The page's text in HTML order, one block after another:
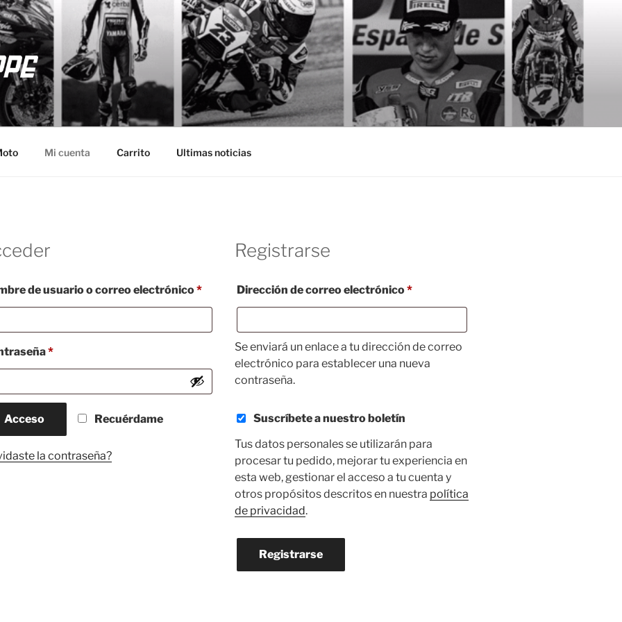
Mi cuenta Carrito Ultimas noticias
de usuario o correo electrónico*Obligatorio
*Obligatorio
Recuérdame
Acceso
la contraseña?
Registrarse
Dirección de correo electrónico*Obligatorio
Se enviará un enlace a tu dirección de correo
electrónico para establecer una nueva
contraseña.
Suscríbete a nuestro boletín
Tus datos personales se utilizarán para
procesar tu pedido, mejorar tu experiencia en
esta web, gestionar el acceso a tu cuenta y
otros propósitos descritos en nuestra política
de privacidad.
Registrarse